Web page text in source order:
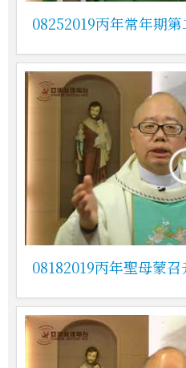
08252019丙年常年期
08182019丙年聖母蒙